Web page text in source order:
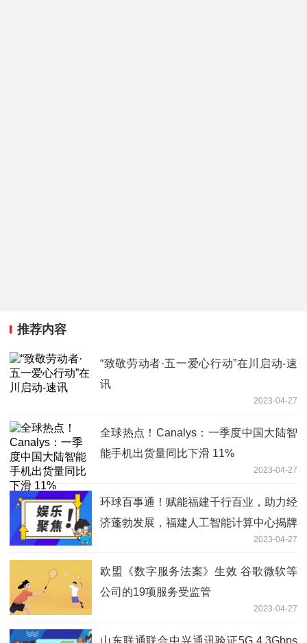
推荐内容
“致敬劳动者·五一爱心行动”在川启动-速
讯
2023-04-27
全球热点！Canalys：一季度中国大陆智
能手机出货量同比下滑 11%
2023-04-27
环球百事通！赋能福建千行百业，助力经
济蓬勃发展，福建人工智能计算中心揭牌
2023-04-27
欧盟《数字服务法案》生效 谷歌微软等
公司的19项服务受监管
2023-04-27
山东联通联合中兴通讯验证5G 4.3Gbps